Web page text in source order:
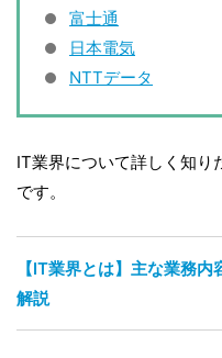
富士通
日本電気
NTTデータ
IT業界について詳しく知り
です。
【IT業界とは】主な業務
解説